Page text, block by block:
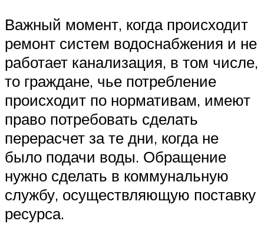
Важный момент, когда происходит
ремонт систем водоснабжения и не
работает канализация, в том числе,
то граждане, чье потребление
происходит по нормативам, имеют
право потребовать сделать
перерасчет за те дни, когда не
было подачи воды. Обращение
нужно сделать в коммунальную
службу, осуществляющую поставку
ресурса.